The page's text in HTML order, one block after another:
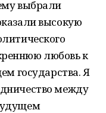
выбрали
высокую
любовь к
государства. Я
между